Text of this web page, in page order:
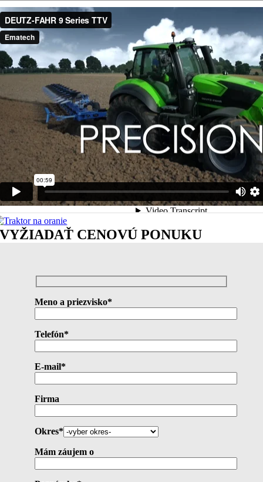
VYŽIADAŤ CENOVÚ PONUKU
Meno a priezvisko*
Telefón*
E-mail*
Firma
Okres*
Mám záujem o